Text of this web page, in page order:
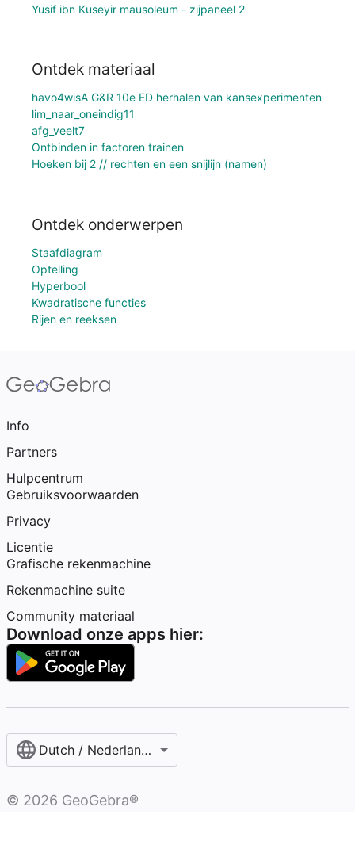
Yusif ibn Kuseyir mausoleum - zijpaneel 2
Ontdek materiaal
havo4wisA G&R 10e ED herhalen van kansexperimenten
lim_naar_oneindig11
afg_veelt7
Ontbinden in factoren trainen
Hoeken bij 2 // rechten en een snijlijn (namen)
Ontdek onderwerpen
Staafdiagram
Optelling
Hyperbool
Kwadratische functies
Rijen en reeksen
Info
Partners
Hulpcentrum
Gebruiksvoorwaarden
Privacy
Licentie
Grafische rekenmachine
Rekenmachine suite
Community materiaal
Download onze apps hier:
Dutch / Nederlands‎ (België)‎
© 2026 GeoGebra®